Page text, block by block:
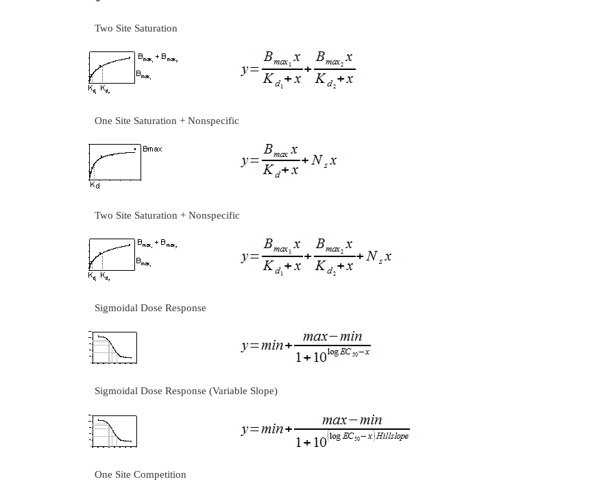
Two Site Saturation
One Site Saturation + Nonspecific
Two Site Saturation + Nonspecific
Sigmoidal Dose Response
Sigmoidal Dose Response (Variable Slope)
One Site Competition